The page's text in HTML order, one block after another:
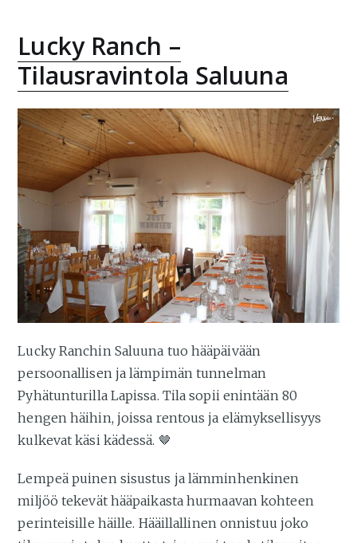
Lucky Ranch –
Tilausravintola Saluuna
Lucky Ranchin Saluuna tuo hääpäivään
persoonallisen ja lämpimän tunnelman
Pyhätunturilla Lapissa. Tila sopii enintään 80
hengen häihin, joissa rentous ja elämyksellisyys
kulkevat käsi kädessä. 🤎
Lempeä puinen sisustus ja lämminhenkinen
miljöö tekevät hääpaikasta hurmaavan kohteen
perinteisille häille. Hääillallinen onnistuu joko